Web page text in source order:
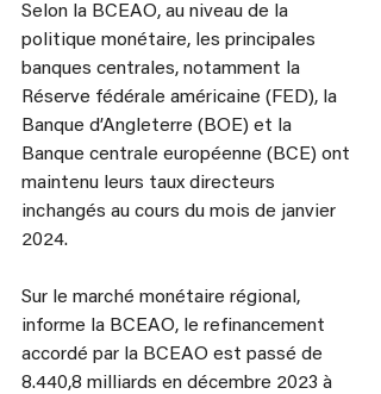
Selon la BCEAO, au niveau de la
politique monétaire, les principales
banques centrales, notamment la
Réserve fédérale américaine (FED), la
Banque d’Angleterre (BOE) et la
Banque centrale européenne (BCE) ont
maintenu leurs taux directeurs
inchangés au cours du mois de janvier
2024.
Sur le marché monétaire régional,
informe la BCEAO, le refinancement
accordé par la BCEAO est passé de
8.440,8 milliards en décembre 2023 à